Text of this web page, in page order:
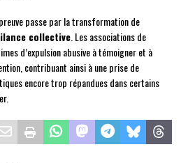
passe par la transformation de
collective . Les associations de
d’expulsion abusive à témoigner et à
contribuant ainsi à une prise de
encore trop répandues dans certains